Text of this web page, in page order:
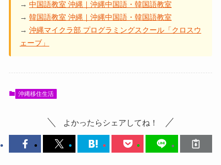
→ 中国語教室 沖縄｜沖縄中国語・韓国語教室
→ 韓国語教室 沖縄｜沖縄中国語・韓国語教室
→ 沖縄マイクラ部 プログラミングスクール「クロスウ
ェーブ」
沖縄移住生活
よかったらシェアしてね！